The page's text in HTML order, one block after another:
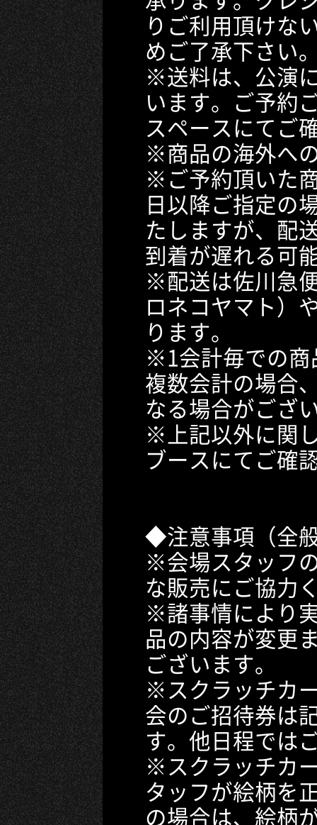
りご利用頂けな
めご了承下さい
※送料は、公演
います。ご予約
スペースにてご
※商品の海外へ
※ご予約頂いた
日以降ご指定の
たしますが、配
到着が遅れる可
※配送は佐川急
ロネコヤマト）
ります。
※1会計毎での商
複数会計の場合
なる場合がござ
※上記以外に関
ブースにてご確
◆注意事項（全
※会場スタッフ
な販売にご協力
※諸事情により
品の内容が変更
ございます。
※スクラッチカ
会のご招待券は
す。他日程では
※スクラッチカ
タッフが絵柄を
の場合は、絵柄